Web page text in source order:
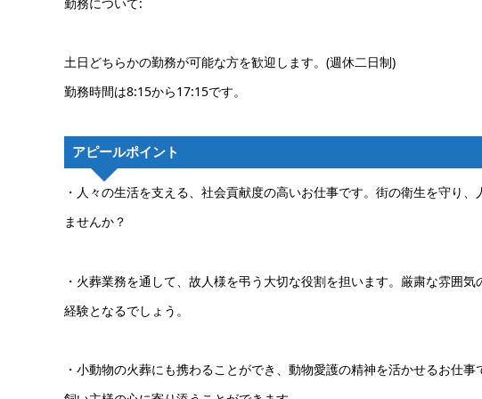
土日どちらかの勤務が可能な方を歓迎します。(週休二日制)
勤務時間は8:15から17:15です。
アピールポイント
・人々の生活を支える、社会貢献度の高いお仕事です。街の衛生を守り
ませんか？
・火葬業務を通して、故人様を弔う大切な役割を担います。厳粛な雰囲
経験となるでしょう。
・小動物の火葬にも携わることができ、動物愛護の精神を活かせるお仕